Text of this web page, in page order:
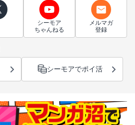
シーモア
ちゃんねる
メルマガ
登録
シーモアでポイ活